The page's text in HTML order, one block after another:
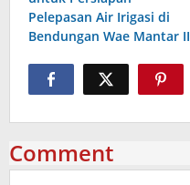
Pelepasan Air Irigasi di
Bendungan Wae Mantar II
Comment